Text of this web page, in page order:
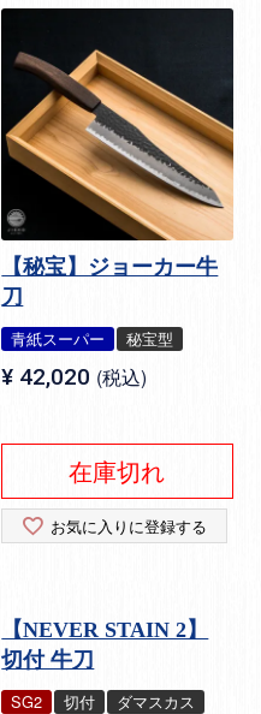
【秘宝】ジョーカー牛
刀
青紙スーパー 秘宝型
¥ 42,020 税込
在庫切れ
お気に入りに登録する
【NEVER STAIN 2】
切付 牛刀
SG2 切付
ダマスカス